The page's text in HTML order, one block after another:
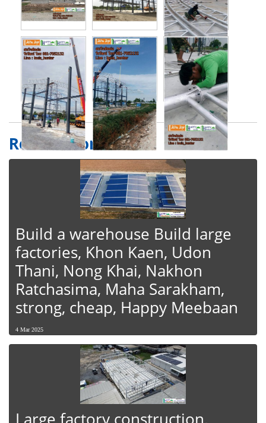
Related content
Build a warehouse Build large
factories, Khon Kaen, Udon
Thani, Nong Khai, Nakhon
Ratchasima, Maha Sarakham,
strong, cheap, Happy Meebaan
4 Mar 2025